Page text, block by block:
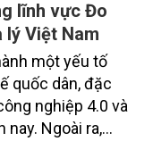
lĩnh vực Đo
Việt Nam
một yếu tố
quốc dân, đặc
nghiệp 4.0 và
Ngoài ra,